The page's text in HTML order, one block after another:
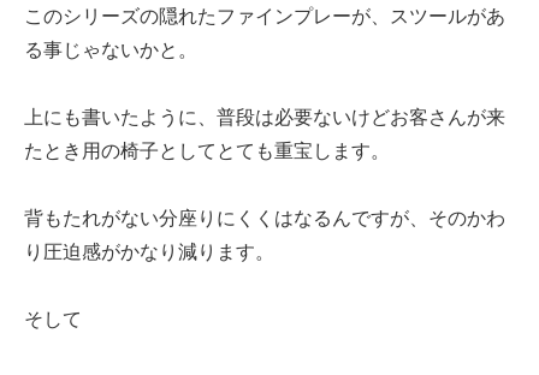
このシリーズの隠れたファインプレーが、スツールがあ
る事じゃないかと。
上にも書いたように、普段は必要ないけどお客さんが来
たとき用の椅子としてとても重宝します。
背もたれがない分座りにくくはなるんですが、そのかわ
り圧迫感がかなり減ります。
そして